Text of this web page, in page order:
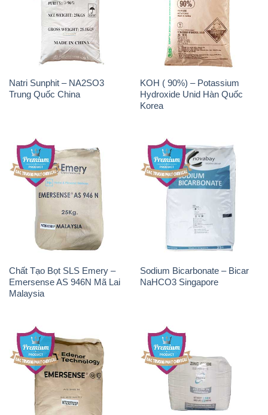
Natri Sunphit – NA2SO3
Trung Quốc China
KOH ( 90%) – Potassium
Hydroxide Unid Hàn Quốc
Korea
Chất Tạo Bọt SLS Emery –
Emersense AS 946N Mã Lai
Malaysia
Sodium Bicarbonate – Bicar
NaHCO3 Singapore